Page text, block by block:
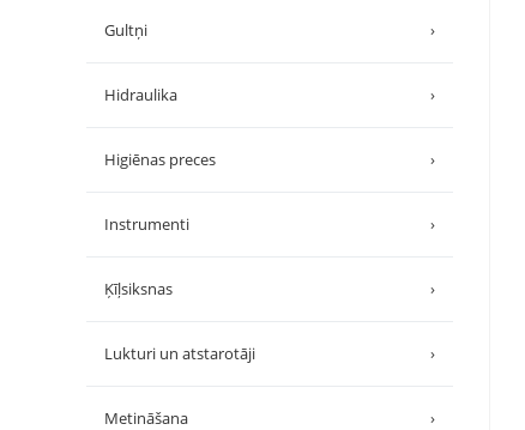
Gultņi ›
Hidraulika ›
Higiēnas preces ›
Instrumenti ›
Ķīļsiksnas ›
Lukturi un atstarotāji ›
Metināšana ›